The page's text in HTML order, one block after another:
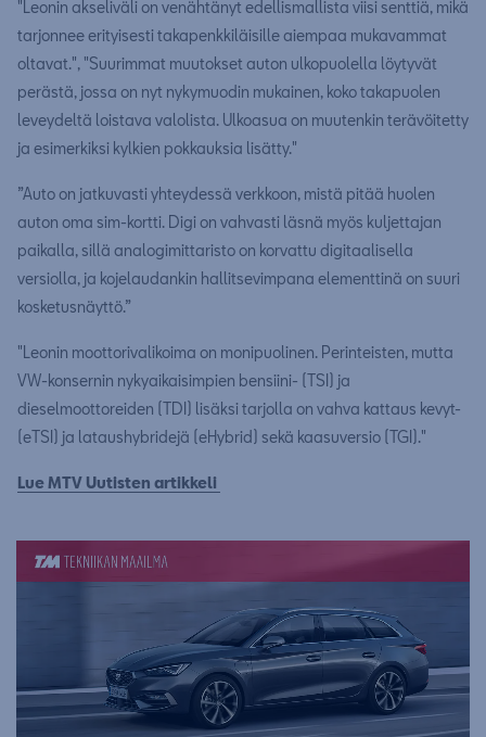
"Leonin akseliväli on venähtänyt edellismallista viisi senttiä, mikä
tarjonnee erityisesti takapenkkiläisille aiempaa mukavammat
oltavat.", "Suurimmat muutokset auton ulkopuolella löytyvät
perästä, jossa on nyt nykymuodin mukainen, koko takapuolen
leveydeltä loistava valolista. Ulkoasua on muutenkin terävöitetty
ja esimerkiksi kylkien pokkauksia lisätty."
”Auto on jatkuvasti yhteydessä verkkoon, mistä pitää huolen
auton oma sim-kortti. Digi on vahvasti läsnä myös kuljettajan
paikalla, sillä analogimittaristo on korvattu digitaalisella
versiolla, ja kojelaudankin hallitsevimpana elementtinä on suuri
kosketusnäyttö.”
"Leonin moottorivalikoima on monipuolinen. Perinteisten, mutta
VW-konsernin nykyaikaisimpien bensiini- (TSI) ja
dieselmoottoreiden (TDI) lisäksi tarjolla on vahva kattaus kevyt-
(eTSI) ja lataushybridejä (eHybrid) sekä kaasuversio (TGI)."
Lue MTV Uutisten artikkeli